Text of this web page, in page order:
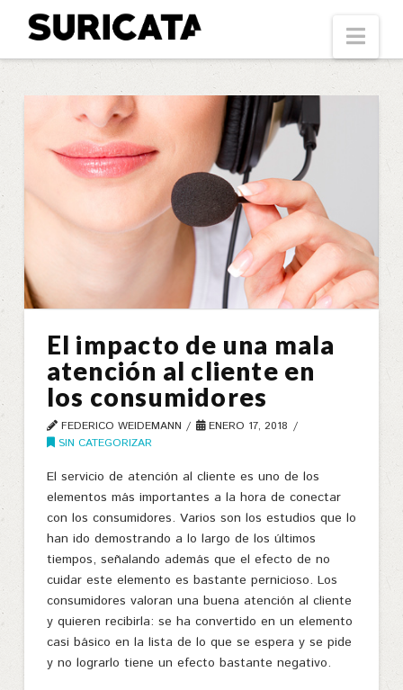
Suricata
El impacto de una mala
atención al cliente en
los consumidores
FEDERICO WEIDEMANN
ENERO 17, 2018
SIN CATEGORIZAR
El servicio de atención al cliente es uno de los
elementos más importantes a la hora de conectar
con los consumidores. Varios son los estudios que lo
han ido demostrando a lo largo de los últimos
tiempos, señalando además que el efecto de no
cuidar este elemento es bastante pernicioso. Los
consumidores valoran una buena atención al cliente
y quieren recibirla: se ha convertido en un elemento
casi básico en la lista de lo que se espera y se pide
y no lograrlo tiene un efecto bastante negativo.